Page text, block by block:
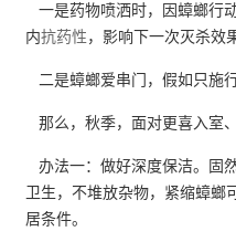
一是药物喷洒时，因蟑螂行
内抗药性，影响下一次灭杀效
二是蟑螂爱串门，假如只施
那么，秋季，面对更喜入室
办法一：做好深度保洁。固
卫生，不堆放杂物，紧缩蟑螂
居条件。